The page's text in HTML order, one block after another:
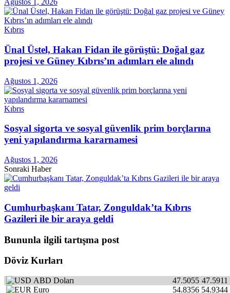
Ağustos 1, 2026
Kıbrıs
Ünal Üstel, Hakan Fidan ile görüştü: Doğal gaz
projesi ve Güney Kıbrıs’ın adımları ele alındı
Ağustos 1, 2026
Kıbrıs
Sosyal sigorta ve sosyal güvenlik prim borçlarına
yeni yapılandırma kararnamesi
Ağustos 1, 2026
Sonraki Haber
Cumhurbaşkanı Tatar, Zonguldak’ta Kıbrıs
Gazileri ile bir araya geldi
Bununla ilgili tartışma post
Döviz Kurları
ABD Doları 47.5911
47.5055
Euro
54.9344
54.8356